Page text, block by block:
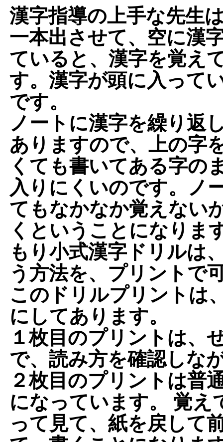
漢字指導の上手な先生
一本出させて、空に漢
ていると、漢字を覚え
す。漢字が頭に入って
です。
ノートに漢字を繰り返
ありますので、上の字
くても書いてある字の
入りにくいのです。ノ
てもなかなか覚えない
くということになりま
もり小式漢字ドリルは
う方法を、プリントで
このドリルプリントは
にしてあります。
１枚目 のプリントは、
で、 読み方を確認しな
２枚目 のプリントは普
になっています。 覚え
って見て、紙を戻して